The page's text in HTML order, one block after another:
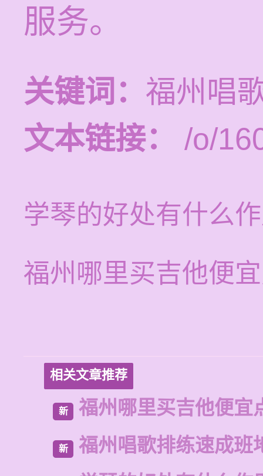
服务。
关键词： 福州唱
文本链接：
/o/
学琴的好处有什么
福州哪里买吉他便
相关文章推荐
新 福州哪里买吉他便宜
新
福州唱歌排练速成班